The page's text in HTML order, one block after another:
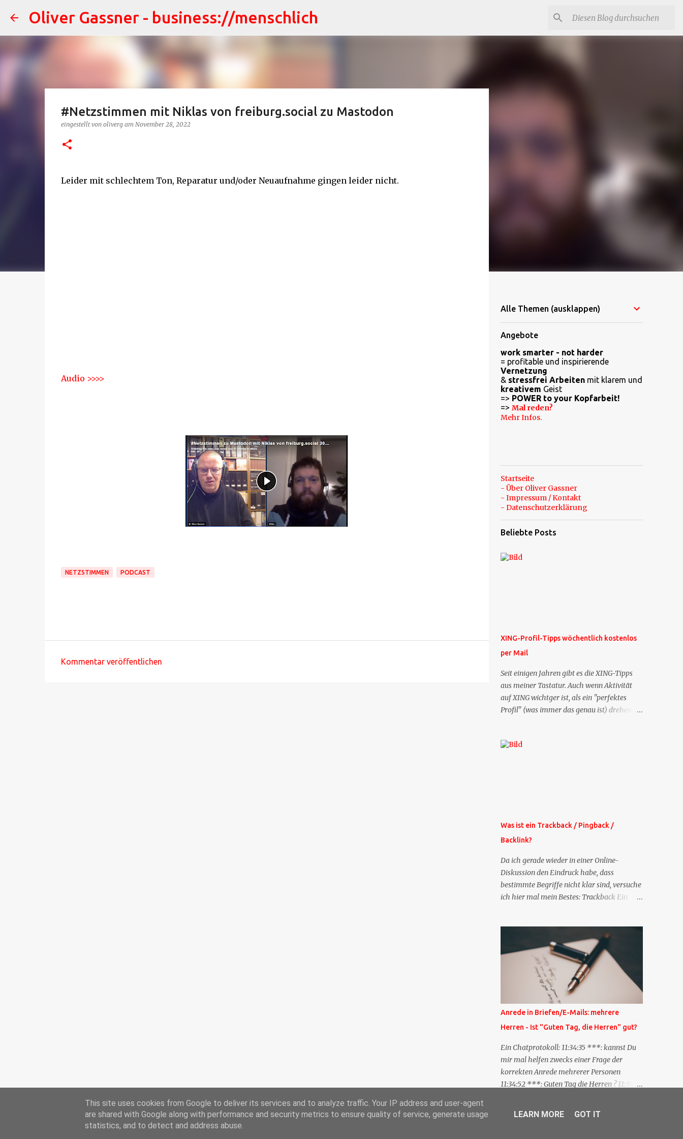
Direkt zum Hauptbereich
Oliver Gassner - business://menschlich
#Netzstimmen mit Niklas von freiburg.social zu Mastodon
eingestellt von oliverg am November 28, 2022
Leider mit schlechtem Ton, Reparatur und/oder Neuaufnahme gingen leider nicht.
Audio >>>>
NETZSTIMMEN PODCAST
Kommentar veröffentlichen
Alle Themen (ausklappen)
Angebote
work smarter - not harder
= profitable und inspirierende
Vernetzung
& stressfrei Arbeitenmit klarem und
kreativem Geist
=> POWER to your Kopfarbeit!
=> Mal reden?
Mehr Infos.
Startseite
- Über Oliver Gassner
- Impressum / Kontakt
- Datenschutzerklärung
Beliebte Posts
XING-Profil-Tipps wöchentlich kostenlos
per Mail
Seit einigen Jahren gibt es die XING-Tipps
aus meiner Tastatur. Auch wenn Aktivität
auf XING wichtger ist, als ein "perfektes
Profil" (was immer das genau ist) drehen
es jetzt die Profil-Fragen zu XING als eigene
Weitere Mailangebote dieser Art sehen Sie
auf meiner XING-Seite oder hier oben rechts
im Blog. Die Profilfragen werde ich
mittelfristig aus der normalen XING-Tipp-
Mail entfernen, da ich sie so nur an einer
Stelle pflegen muss.
Was ist ein Trackback / Pingback /
Backlink?
Da ich gerade wieder in einer Online-
Diskussion den Eindruck habe, dass
bestimmte Begriffe nicht klar sind, versuche
ich hier mal mein Bestes: Trackback Ein
besagt: "Lieber Blogeintrag, ich habe einen
Kommentar zu dir geschrieben, aber nicht
bei dir in den Kommentaren sondern in
meinem Blog. Bitte vermerke das doch,
damit deine Leser auch mal vorbeischauen,
was ich zu deinem Inhalt zu sagen hatte."
Diese Nachrichtenfunktion wird
'angestoßen' in dem 'mein' Blog an die
'TrackbackURL' des Anderen einen 'Ping'
schickt, d.h. ein paar Parameter übergibt
(URL meines Eintrags, Kurzzitat meines
Beitrags). Praktisch muss man nichts
Anderes tun, als die TrackbackURL beim
einzufügen. Trackbacks und TrackbackURLs
Anrede in Briefen/E-Mails: mehrere
Herren - Ist "Guten Tag, die Herren" gut?
Ein Chatprotokoll: 11:34:35 ***: kannst Du
mir mal helfen zwecks einer Frage der
korrekten Anrede mehrerer Personen
11:34:52 ***: Guten Tag die Herren ? 11:35:07
This site uses cookies from Google to deliver its services and to analyze traffic. Your IP address and user-agent
are shared with Google along with performance and security metrics to ensure quality of service, generate usage
statistics, and to detect and address abuse.
LEARN MORE GOT IT